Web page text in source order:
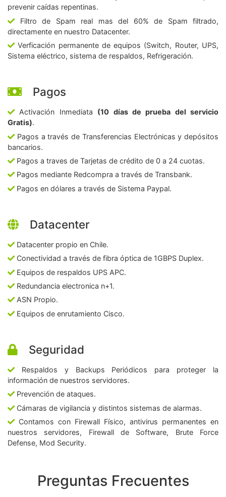
prevenir caídas repentinas.
Filtro de Spam real mas del 60% de Spam filtrado,
directamente en nuestro Datacenter.
Verficación permanente de equipos (Switch, Router, UPS,
Sistema eléctrico, sistema de respaldos, Refrigeración.
Pagos
Activación Inmediata (10 días de prueba del servicio
Gratis).
Pagos a través de Transferencias Electrónicas y depósitos
bancarios.
Pagos a traves de Tarjetas de crédito de 0 a 24 cuotas.
Pagos mediante Redcompra a través de Transbank.
Pagos en dólares a través de Sistema Paypal.
Datacenter
Datacenter propio en Chile.
Conectividad a través de fibra óptica de 1GBPS Duplex.
Equipos de respaldos UPS APC.
Redundancia electronica n+1.
ASN Propio.
Equipos de enrutamiento Cisco.
Seguridad
Respaldos y Backups Periódicos para proteger la
información de nuestros servidores.
Prevención de ataques.
Cámaras de vigilancia y distintos sistemas de alarmas.
Contamos con Firewall Físico, antivirus permanentes en
nuestros servidores, Firewall de Software, Brute Force
Defense, Mod Security.
Preguntas Frecuentes